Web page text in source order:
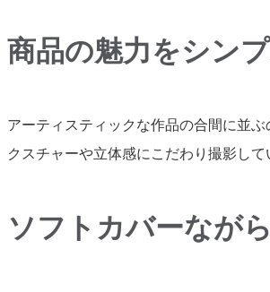
商品の魅力をシン
アーティスティックな作品の合間に並
クスチャーや立体感にこだわり撮影し
ソフトカバーなが